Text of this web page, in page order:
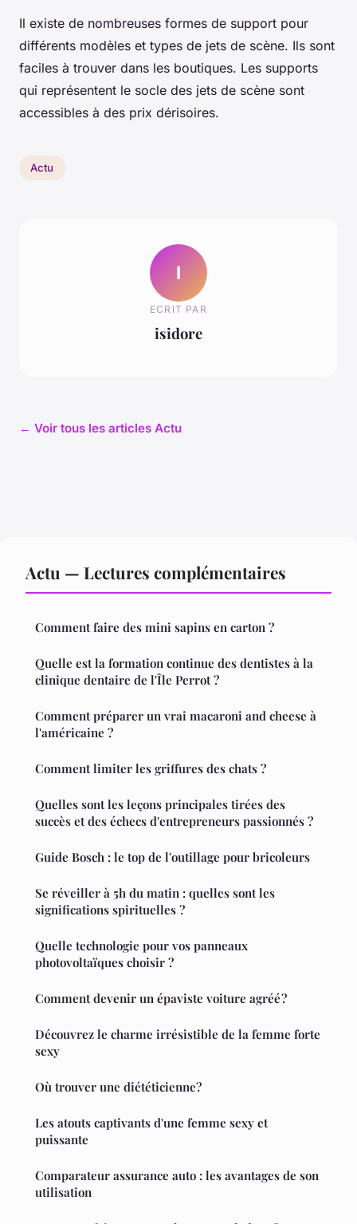
Il existe de nombreuses formes de support pour
différents modèles et types de jets de scène. Ils sont
faciles à trouver dans les boutiques. Les supports
qui représentent le socle des jets de scène sont
accessibles à des prix dérisoires.
Actu
I
ECRIT PAR
isidore
← Voir tous les articles Actu
Actu — Lectures complémentaires
Comment faire des mini sapins en carton ?
Quelle est la formation continue des dentistes à la
clinique dentaire de l'Île Perrot ?
Comment préparer un vrai macaroni and cheese à
l'américaine ?
Comment limiter les griffures des chats ?
Quelles sont les leçons principales tirées des
succès et des échecs d'entrepreneurs passionnés ?
Guide Bosch : le top de l'outillage pour bricoleurs
Se réveiller à 5h du matin : quelles sont les
significations spirituelles ?
Quelle technologie pour vos panneaux
photovoltaïques choisir ?
Comment devenir un épaviste voiture agréé ?
Découvrez le charme irrésistible de la femme forte
sexy
Où trouver une diététicienne?
Les atouts captivants d'une femme sexy et
puissante
Comparateur assurance auto : les avantages de son
utilisation